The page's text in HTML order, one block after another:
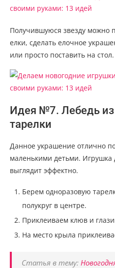
Получившуюся звезду можно
елки, сделать елочное
или просто поставить на стол.
Идея №7. Лебедь из
тарелки
Данное украшение отлично
маленькими детьми. Игрушка
выглядит эффектно.
Берем одноразовую
полукруг в центре.
Приклеиваем клюв и
На место крыла
Статья в тему: